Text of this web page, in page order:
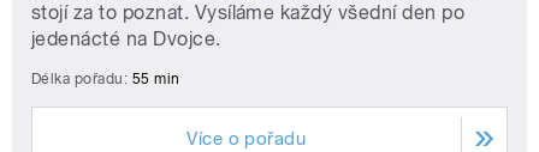
stojí za to poznat. Vysíláme každý všední den po
jedenácté na Dvojce.
Délka pořadu: 55 min
Více o pořadu